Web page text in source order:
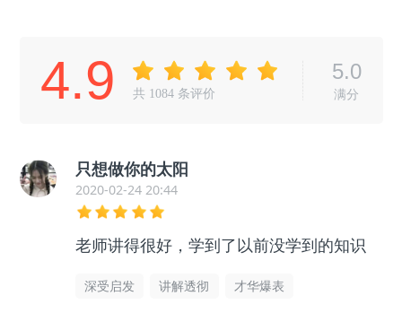
4.9 共 1084 条评价
5.0
满分
只想做你的太阳
2020-02-24 20:44
老师讲得很好，学到了以前没学到的知识
深受启发 讲解透彻 才华爆表